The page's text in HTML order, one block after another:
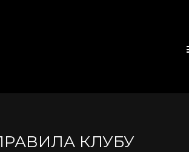
КЛУБУ